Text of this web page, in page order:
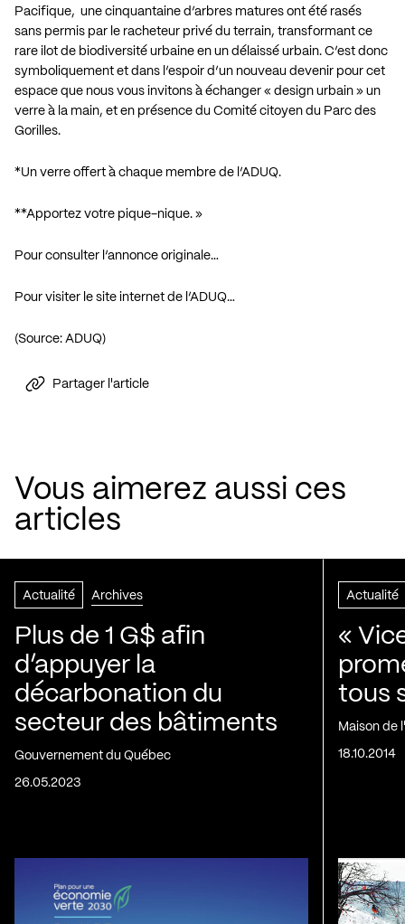
Pacifique, une cinquantaine d’arbres matures ont été rasés
sans permis par le racheteur privé du terrain, transformant ce
rare ilot de biodiversité urbaine en un délaissé urbain. C’est donc
symboliquement et dans l’espoir d’un nouveau devenir pour cet
espace que nous vous invitons à échanger « design urbain » un
verre à la main, et en présence du Comité citoyen du Parc des
Gorilles.
*Un verre offert à chaque membre de l’ADUQ.
**Apportez votre pique-nique. »
Pour consulter l’annonce originale…
Pour visiter le site internet de l’ADUQ…
(Source: ADUQ)
Partager l'article
Vous aimerez aussi ces
articles
Actualité Archives
Plus de 1 G$ afin
d’appuyer la
décarbonation du
secteur des bâtiments
Gouvernement du Québec
26.05.2023
Actualité
«
tous
Maison de
18.10.2014